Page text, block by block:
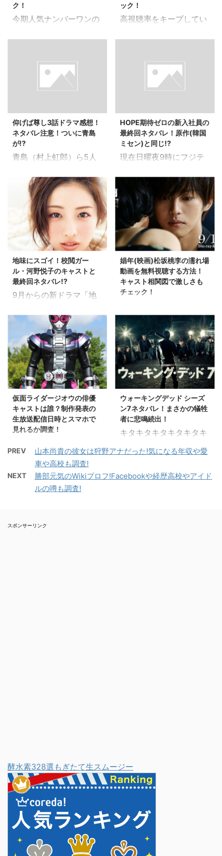
んでいる方も多いかも ... は5話であまり ...
マの方のタイトルは 「あ
なたが眠っている間に」
聴する方法について調べ
てみました。 DVDレン
タルよりも高画質なイ・
PCやもちろんTVでも観
れます！ しかも、お店に
借りに行ったりする手間
もないため、 せっかくお
店に行 ...
タイトルの小説があるの
です。 1940年に発売さ
者はかの有名なミステリ
ー界の大巨匠・アガサク
リスティ。 アガサクリス
今年で何と76年！！ 76
年経った現在でも多くの
ファンを魅 ...
ク！
今期人気ナンバーワンの
ナ。 毎回北川景子演じる
ションも話題になってい
ます。 注目に第5話。 今
回の客はどんな客なので
万智に厳しい指導を受け
る白州美加(イモトアヤ
コ)は、万智(北川景子)
や、足立王子からどのよ
うな仕打ち、いや、指導
うか？！ 家売るオンナ5
話のあらすじは？ 今回は
女性の独身のキャリアウ
ーマンがお客が主人公の
第5話。 今回は庭野（工
藤阿須加）、万智（北川
景子）、それぞれ違うタ
イプのお客様をそれぞれ
担当し、今 ...
ック！
高視聴率をキープしてい
ナ」 北川景子さん主演の
リッシュな北川景子さん
の衣装も話題になってい
ます。 北川景子さん演じ
「GO~！！」も毎回どの
場面で出るか毎回の楽し
みの一つ。 家売るオンナ
の最終回を予想しまとめ
てみました！！ 家売るオ
結末は？ 北川景子さん演
じるスーパー営業ウーマ
ン三軒家万智（北川景
子）はどんな家でも売っ
てしまうという天才不動
産屋 その万智が個性的で
訳アリは客の問題解決を
しながら、奇想天外な方
法や、感動的な ...
仰げば尊し3話ドラマ感想！
ネタバレ注意！ついに青島
が!?
青島（村上虹郎）ら5人
（高畑裕太）達。 激しさ
を増すばかりの抗争で遂
に高杢（太賀）、桑田
（佐野岳）の2人が拉致
されてしまう事態に。 青
島ら5人は仲間割れを起
こしてしまっていた。そ
の理由は安保（北村匠
海）らが吹奏楽部に入っ
た事。 だが、青島は木藤
良（真剣佑）と共に拉致
助けに駆けつける。 その
後、樋熊（寺尾聰）が仲
裁に入るが、事態は警察
沙汰となってしまった。
とうとう警察沙汰の事態
になってしまいました
ね…。 この間の音楽室で
の問題で退学寸前になり
ましたが、何とか学校 ...
HOPE期待ゼロの新入社員の
最終回ネタバレ！原作(韓国
ミセン)と同じ!?
現在日曜夜9時にフジテ
るドラマ「HOPE〜期待
ゼロの新入社員〜」。 こ
のドラマは韓国で放送さ
れていたドラマ「ミセ
ン」が原題となっていま
す。 このドラマ、韓国で
大ヒットを記録し、社会
現象まで巻き起こしたド
ラマ。その為、日本でも
高視聴率が期待されてい
に知りたい！！と言う気
持ちになる方も多いので
は？？ そんな方の為に、
ラストどうなるか調査し
てみました！！ 韓国版の
ドラマの放送終了後は
「ミセンシンドローム」
と言われる程の社会現象
になりました 韓国 ...
地味にスゴイ！校閲ガー
ル・河野悦子のキャストと
最終回ネタバレ!?
9月からの新ドラマ「地
ル・河野悦子」 面白いタ
イトルですよね。 一体ど
んなドラマなのでしょう
か？？ 「地味にスゴイ！
校閲ガール・河野悦子」
のあらすじは？ 原作は宮
本あやこ著の小説、「校
閲ガール」 物語はファッ
ション誌の編集者になる!
という夢を抱え、根性と
関の出版社の入社試験を
突破し 総合出版社・景凡
社に就職。 これでやっと
憧れのファッション雑誌
つこ)が配属されたのは
娼年(映画)松坂桃李の濡れ場
動画を無料視聴する方法！
キャスト相関図で激しさも
チェック！
ず"表現"するというセン
セーショナルな内容で話
題騒然と2016年8月の舞
台。 全公演、即日完売。
阿鼻叫喚、悲鳴の渦が巻
き起こった。 主演は松坂
桃李、演出は三浦大輔。
原作は石田衣良の恋愛小
説（2001年）。 名門大
学に通いながら、退屈な
日々を悶々と過ごす主人
公リョウ。 そんな中、バ
しい女性、御堂静香。
仮面ライダージオウの俳優
キャストは誰？制作発表の
生放送配信日時とスマホで
見れるか調査！
る、 仮面ライダージオ
ウ。 今回の仮面ライダー
はなんと、 これまでの平
成ライダーの能力が全部
っているようですね。 そ
ウォーキングデッド シーズ
ン7ネタバレ！まさかの犠牲
者に悲鳴続出！
キタキタキタキタキタキ
日を待ちわびたこと
始されましたね！！ ウォ
PREV
山本尚貴の彼女は狩野アナだった!気になる年収や愛
車や高校も調査!
NEXT
勝部元気のWikiプロフ!Facebookや経歴高校やアイド
ルの噂も調査!
スポンサーリンク
酵水素328選もぎたて生スムージー